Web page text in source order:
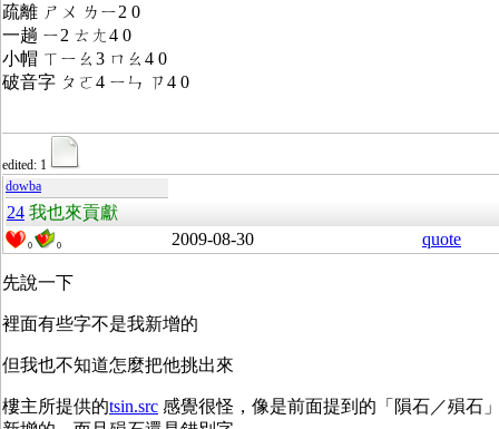
疏離 ㄕㄨ ㄌㄧ2 0
一趟 ㄧ2 ㄊㄤ4 0
小帽 ㄒㄧㄠ3 ㄇㄠ4 0
破音字 ㄆㄛ4 ㄧㄣ ㄗ4 0
edited: 1
dowba
24 我也來貢獻
0 0 2009-08-30 quote
先說一下
裡面有些字不是我新增的
但我也不知道怎麼把他挑出來
樓主所提供的tsin.src 感覺很怪，像是前面提到的「隕石／殞石